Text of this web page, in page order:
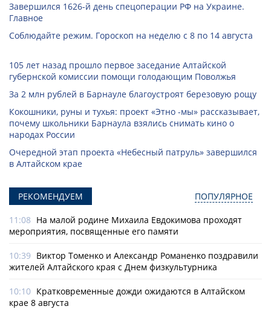
Завершился 1626-й день спецоперации РФ на Украине.
Главное
Соблюдайте режим. Гороскоп на неделю с 8 по 14 августа
105 лет назад прошло первое заседание Алтайской
губернской комиссии помощи голодающим Поволжья
За 2 млн рублей в Барнауле благоустроят березовую рощу
Кокошники, руны и тухья: проект «Этно -мы» рассказывает,
почему школьники Барнаула взялись снимать кино о
народах России
Очередной этап проекта «Небесный патруль» завершился
в Алтайском крае
РЕКОМЕНДУЕМ ПОПУЛЯРНОЕ
11:08 На малой родине Михаила Евдокимова проходят
мероприятия, посвященные его памяти
10:39 Виктор Томенко и Александр Романенко поздравили
жителей Алтайского края с Днем физкультурника
10:10 Кратковременные дожди ожидаются в Алтайском
крае 8 августа